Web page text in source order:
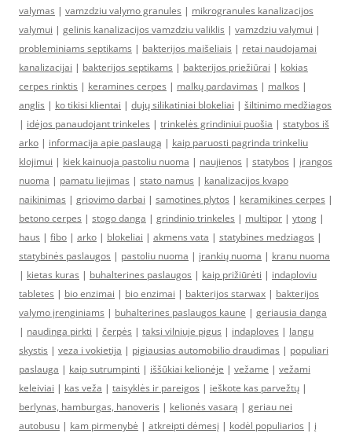
valymas | vamzdziu valymo granules | mikrogranules kanalizacijos
valymui | gelinis kanalizacijos vamzdziu valiklis | vamzdziu valymui |
probleminiams septikams | bakterijos maišeliais | retai naudojamai
kanalizacijai | bakterijos septikams | bakterijos priežiūrai | kokias
cerpes rinktis | keramines cerpes | malkų pardavimas | malkos |
anglis | ko tikisi klientai | dujų silikatiniai blokeliai | šiltinimo medžiagos
| idėjos panaudojant trinkeles | trinkelės grindiniui puošia | statybos iš
arko | informacija apie paslaugą | kaip paruosti pagrinda trinkeliu
klojimui | kiek kainuoja pastoliu nuoma | naujienos | statybos | įrangos
nuoma | pamatu liejimas | stato namus | kanalizacijos kvapo
naikinimas | griovimo darbai | samotines plytos | keramikines cerpes |
betono cerpes | stogo danga | grindinio trinkeles | multipor | ytong |
haus | fibo | arko | blokeliai | akmens vata | statybines medziagos |
statybinės paslaugos | pastoliu nuoma | įrankių nuoma | kranu nuoma
| kietas kuras | buhalterines paslaugos | kaip prižiūrėti | indaploviu
tabletes | bio enzimai | bio enzimai | bakterijos starwax | bakterijos
valymo įrenginiams | buhalterines paslaugos kaune | geriausia danga
| naudinga pirkti | čerpės | taksi vilniuje pigus | indaploves | langu
skystis | veza i vokietija | pigiausias automobilio draudimas | populiari
paslauga | kaip sutrumpinti | iššūkiai kelionėje | vežame | vežami
keleiviai | kas veža | taisyklės ir pareigos | ieškote kas parvežtų |
berlynas, hamburgas, hanoveris | kelionės vasarą | geriau nei
autobusu | kam pirmenybė | atkreipti dėmesį | kodėl populiarios | į